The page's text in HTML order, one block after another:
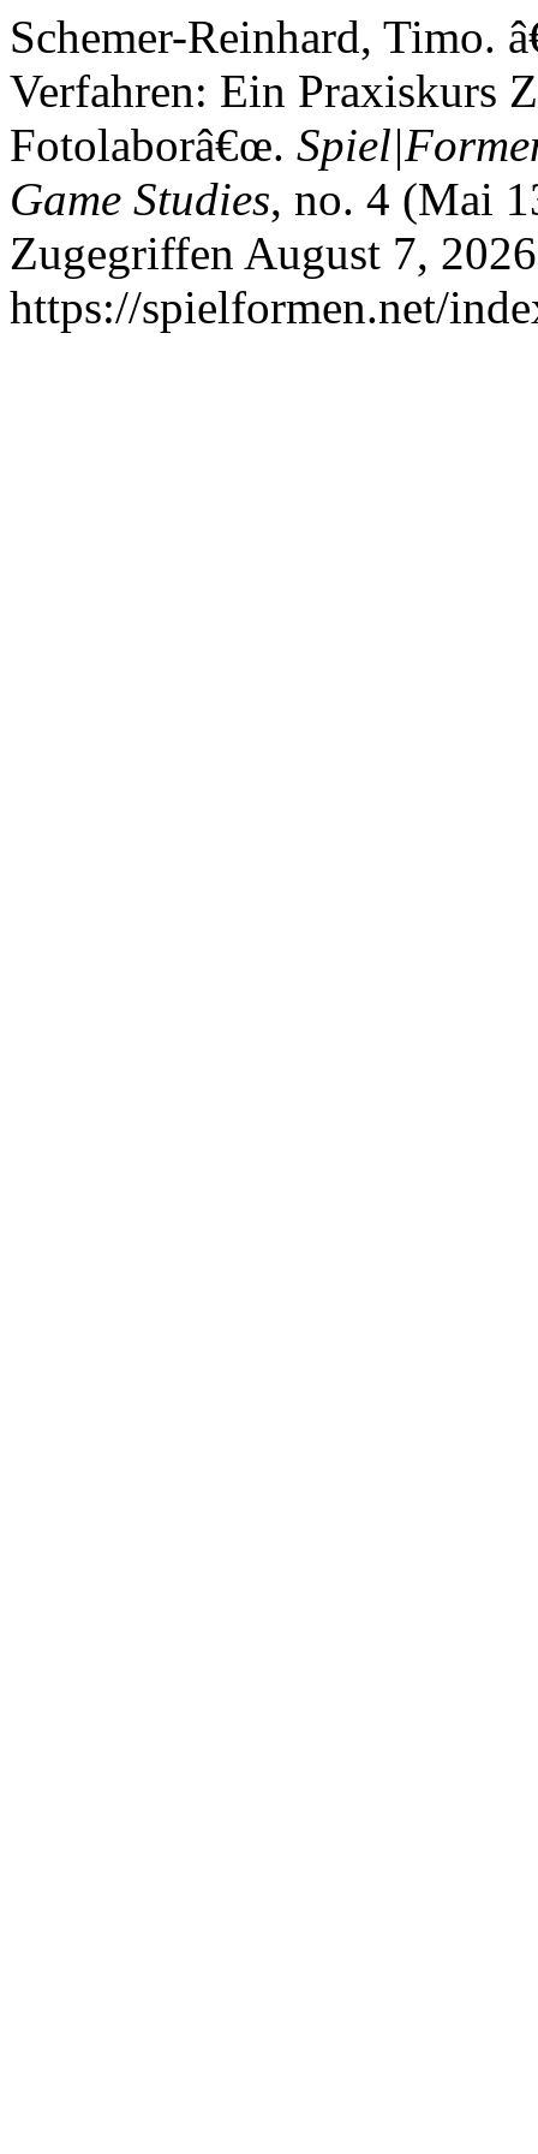
Schemer-Reinhard, Timo.
Verfahren: Ein Praxiskurs
Fotolaborâ€œ.
Game Studies, no. 4 (Mai
Zugegriffen August 7,
https://spielformen.net/